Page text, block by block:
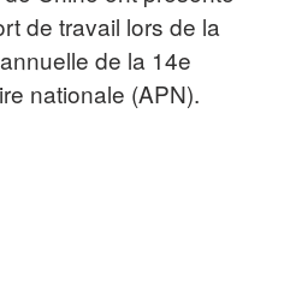
de travail lors de la
de la 14e
nationale (APN).